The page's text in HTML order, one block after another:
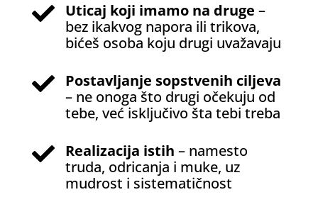
 Uticaj koji imamo na druge –
bez ikakvog napora ili trikova,
bićeš osoba koju drugi uvažavaju
 Postavljanje sopstvenih ciljeva
– ne onoga što drugi očekuju od
tebe, već isključivo šta tebi treba
 Realizacija istih – namesto
truda, odricanja i muke, uz
mudrost i sistematičnost